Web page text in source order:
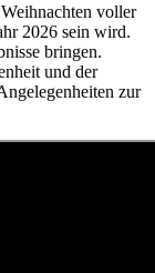
voller
2026 sein wird.
bringen.
und der
zur